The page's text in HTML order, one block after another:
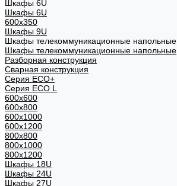
Шкафы 6U
Шкафы 6U
600x350
Шкафы 9U
Шкафы телекоммуникационные напольные
Шкафы телекоммуникационные напольные
Разборная конструкция
Сварная конструкция
Серия ECO+
Серия ECO L
600x600
600x800
600х1000
600х1200
800x800
800х1000
800х1200
Шкафы 18U
Шкафы 24U
Шкафы 27U